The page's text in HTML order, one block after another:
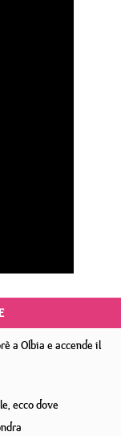
a Olbia e accende il
ecco dove